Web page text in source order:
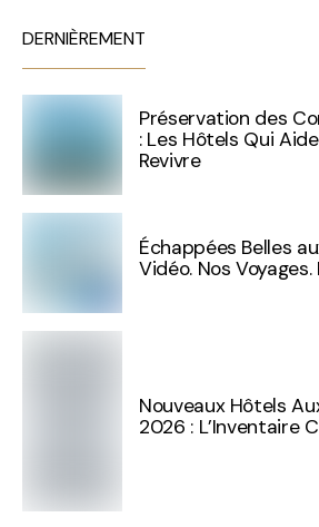
DERNIÈREMENT
Préservation des
: Les Hôtels Qui
Revivre
Échappées Belles
Vidéo. Nos
Nouveaux Hôtels
2026 : L’Inventaire